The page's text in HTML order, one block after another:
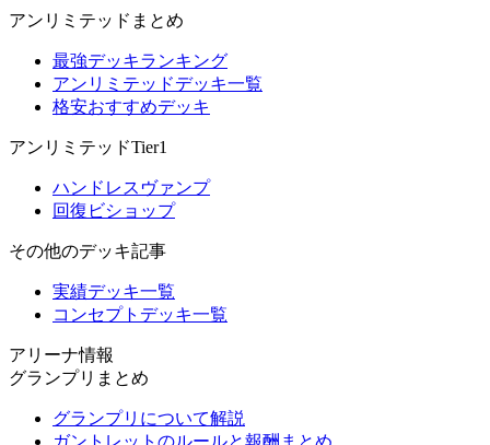
アンリミテッドまとめ
最強デッキランキング
アンリミテッドデッキ一覧
格安おすすめデッキ
アンリミテッドTier1
ハンドレスヴァンプ
回復ビショップ
その他のデッキ記事
実績デッキ一覧
コンセプトデッキ一覧
アリーナ情報
グランプリまとめ
グランプリについて解説
ガントレットのルールと報酬まとめ